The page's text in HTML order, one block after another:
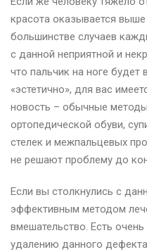
красота оказывается
большинстве случаев
с данной неприятной и
что пальчик на ноге будет
«эстетично», для вас
новость – обычные
ортопедической обуви,
стелек и межпальцевых
не решают проблему до
Если вы столкнулись с
эффективным методом
вмешательство. Есть
удалению данного